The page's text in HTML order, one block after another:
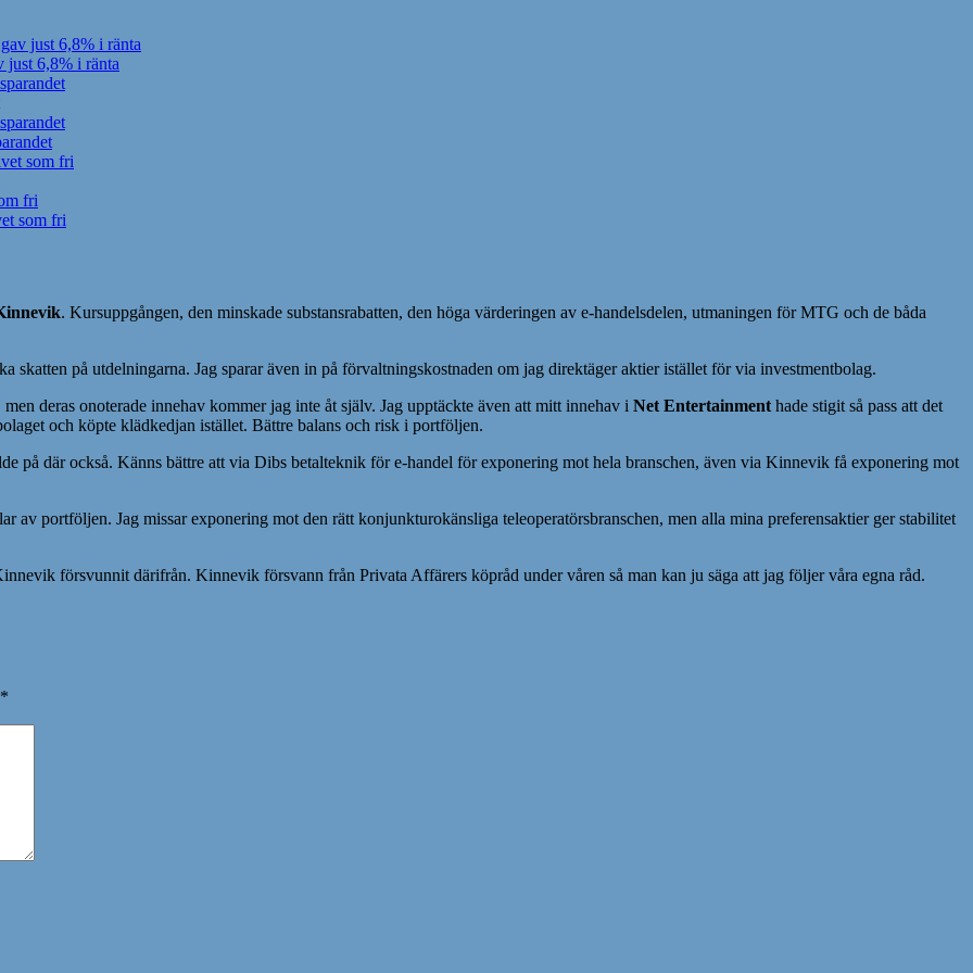
just 6,8% i ränta
just 6,8% i ränta
som fri
fri
som fri
. Kursuppgången, den minskade substansrabatten, den höga värderingen av e-handelsdelen, utmaningen för MTG och de båda
på utdelningarna. Jag sparar även in på förvaltningskostnaden om jag direktäger aktier istället för via investmentbolag.
men deras onoterade innehav kommer jag inte åt själv. Jag upptäckte även att mitt innehav i Net Entertainment hade stigit så pass att det
och köpte klädkedjan istället. Bättre balans och risk i portföljen.
på där också. Känns bättre att via Dibs betalteknik för e-handel för exponering mot hela branschen, även via Kinnevik få exponering mot
portföljen. Jag missar exponering mot den rätt konjunkturokänsliga teleoperatörsbranschen, men alla mina preferensaktier ger stabilitet
försvunnit därifrån. Kinnevik försvann från Privata Affärers köpråd under våren så man kan ju säga att jag följer våra egna råd.
*